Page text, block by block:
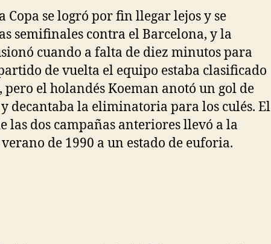
Copa se logró por fin llegar lejos y se
semifinales contra el Barcelona, y la
cuando a falta de diez minutos para
de vuelta el equipo estaba clasificado
el holandés Koeman anotó un gol de
decantaba la eliminatoria para los culés. El
las dos campañas anteriores llevó a la
de 1990 a un estado de euforia.